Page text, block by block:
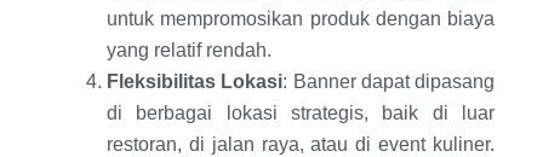
untuk mempromosikan produk dengan biaya
yang relatif rendah.
Fleksibilitas Lokasi: Banner dapat dipasang
di berbagai lokasi strategis, baik di luar
restoran, di jalan raya, atau di event kuliner.